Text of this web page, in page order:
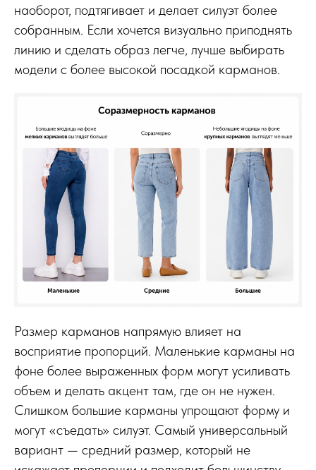
наоборот, подтягивает и делает силуэт более
собранным. Если хочется визуально приподнять
линию и сделать образ легче, лучше выбирать
модели с более высокой посадкой карманов.
Размер карманов напрямую влияет на
восприятие пропорций. Маленькие карманы на
фоне более выраженных форм могут усиливать
объем и делать акцент там, где он не нужен.
Слишком большие карманы упрощают форму и
могут «съедать» силуэт. Самый универсальный
вариант — средний размер, который не